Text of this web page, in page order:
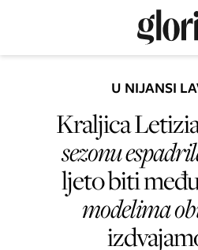
U NIJANSI
Kraljica
sezonu
ljeto biti
modelima